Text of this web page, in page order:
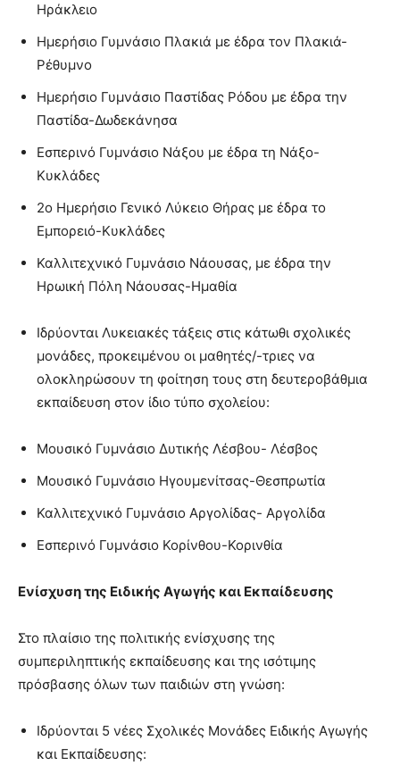
Ηράκλειο
Ημερήσιο Γυμνάσιο Πλακιά με έδρα τον Πλακιά-
Ρέθυμνο
Ημερήσιο Γυμνάσιο Παστίδας Ρόδου με έδρα την
Παστίδα-Δωδεκάνησα
Εσπερινό Γυμνάσιο Νάξου με έδρα τη Νάξο-
Κυκλάδες
2ο Ημερήσιο Γενικό Λύκειο Θήρας με έδρα το
Εμπορειό-Κυκλάδες
Καλλιτεχνικό Γυμνάσιο Νάουσας, με έδρα την
Ηρωική Πόλη Νάουσας-Ημαθία
Ιδρύονται Λυκειακές τάξεις στις κάτωθι σχολικές
μονάδες, προκειμένου οι μαθητές/-τριες να
ολοκληρώσουν τη φοίτηση τους στη δευτεροβάθμια
εκπαίδευση στον ίδιο τύπο σχολείου:
Μουσικό Γυμνάσιο Δυτικής Λέσβου- Λέσβος
Μουσικό Γυμνάσιο Ηγουμενίτσας-Θεσπρωτία
Καλλιτεχνικό Γυμνάσιο Αργολίδας- Αργολίδα
Εσπερινό Γυμνάσιο Κορίνθου-Κορινθία
Ενίσχυση της Ειδικής Αγωγής και Εκπαίδευσης
Στο πλαίσιο της πολιτικής ενίσχυσης της
συμπεριληπτικής εκπαίδευσης και της ισότιμης
πρόσβασης όλων των παιδιών στη γνώση:
Ιδρύονται 5 νέες Σχολικές Μονάδες Ειδικής Αγωγής
και Εκπαίδευσης: